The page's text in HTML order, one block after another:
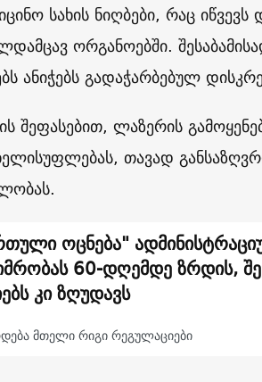
სახის ნიღბები, რაც
ორგანოებში.
ანიჭებს გადაჭარბებულ
შეფასებით, ლაზერის
თავად
ოცნება"
60-დღემდე ზრდის,
კი ზღუდავს
მთელი რიგი რეგულაციები